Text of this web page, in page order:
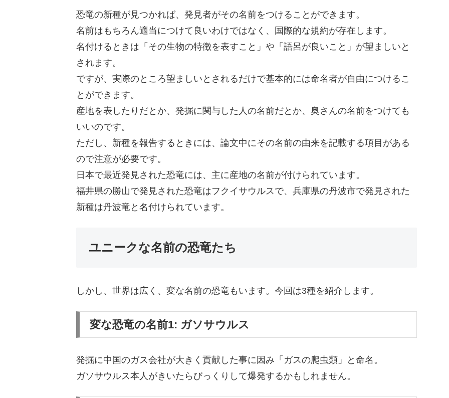
恐竜の新種が見つかれば、発見者がその名前をつけることができます。
名前はもちろん適当につけて良いわけではなく、国際的な規約が存在します。
名付けるときは「その生物の特徴を表すこと」や「語呂が良いこと」が望ましいと
されます。
ですが、実際のところ望ましいとされるだけで基本的には命名者が自由につけるこ
とができます。
産地を表したりだとか、発掘に関与した人の名前だとか、奥さんの名前をつけても
いいのです。
ただし、新種を報告するときには、論文中にその名前の由来を記載する項目がある
ので注意が必要です。
日本で最近発見された恐竜には、主に産地の名前が付けられています。
福井県の勝山で発見された恐竜はフクイサウルスで、兵庫県の丹波市で発見された
新種は丹波竜と名付けられています。
ユニークな名前の恐竜たち
しかし、世界は広く、変な名前の恐竜もいます。今回は3種を紹介します。
変な恐竜の名前1: ガソサウルス
発掘に中国のガス会社が大きく貢献した事に因み「ガスの爬虫類」と命名。
ガソサウルス本人がきいたらびっくりして爆発するかもしれません。